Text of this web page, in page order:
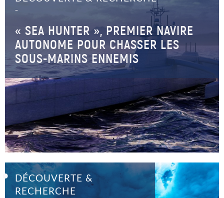
–
« SEA HUNTER », PREMIER NAVIRE
AUTONOME POUR CHASSER LES
SOUS-MARINS ENNEMIS
DÉCOUVERTE &
RECHERCHE